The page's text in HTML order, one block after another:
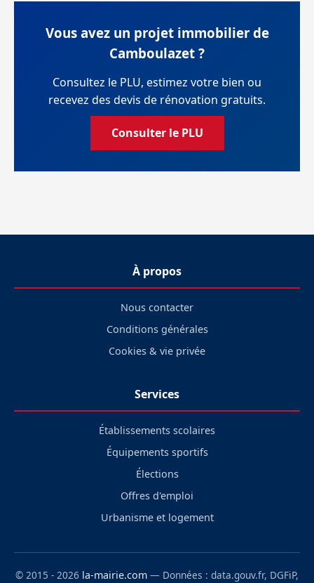
Vous avez un projet immobilier de
Camboulazet ?
Consultez le PLU, estimez votre bien ou
recevez des devis de rénovation gratuits.
Consulter le PLU
À propos
Nous contacter
Conditions générales
Cookies & vie privée
Services
Établissements scolaires
Équipements sportifs
Élections
Offres d'emploi
Urbanisme et logement
© 2015 - 2026 la-mairie.com — Données : data.gouv.fr, DGFiP,